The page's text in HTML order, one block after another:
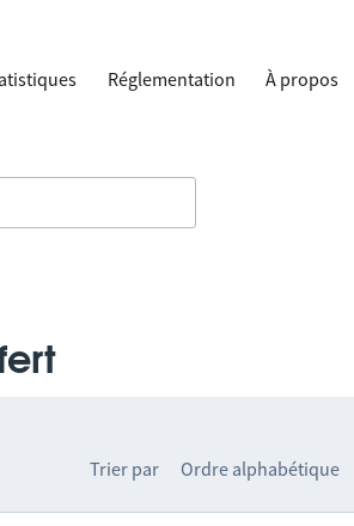
Réglementation À propos
Trier par Ordre alphabétique